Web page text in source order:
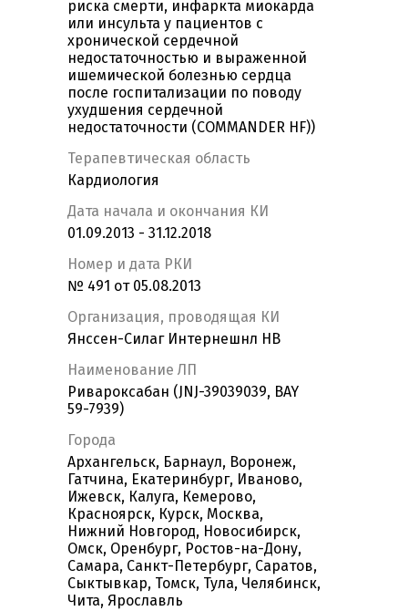
риска смерти, инфаркта миокарда
или инсульта у пациентов с
хронической сердечной
недостаточностью и выраженной
ишемической болезнью сердца
после госпитализации по поводу
ухудшения сердечной
недостаточности (COMMANDER HF))
Терапевтическая область
Кардиология
Дата начала и окончания КИ
01.09.2013 - 31.12.2018
Номер и дата РКИ
№ 491 от 05.08.2013
Организация, проводящая КИ
Янссен-Силаг Интернешнл НВ
Наименование ЛП
Ривароксабан (JNJ-39039039, BAY
59-7939)
Города
Архангельск, Барнаул, Воронеж,
Гатчина, Екатеринбург, Иваново,
Ижевск, Калуга, Кемерово,
Красноярск, Курск, Москва,
Нижний Новгород, Новосибирск,
Омск, Оренбург, Ростов-на-Дону,
Самара, Санкт-Петербург, Саратов,
Сыктывкар, Томск, Тула, Челябинск,
Чита, Ярославль